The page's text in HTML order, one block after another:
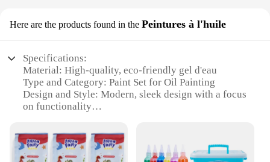
Here are the products found in the Peintures à l'huile
Specifications:
Material: High-quality, eco-friendly gel d'eau
Type and Category: Paint Set for Oil Painting
Design and Style: Modern, sleek design with a focus
on functionality
amateur artists
Performance and Property: Excellent blending and
adherence to surfaces